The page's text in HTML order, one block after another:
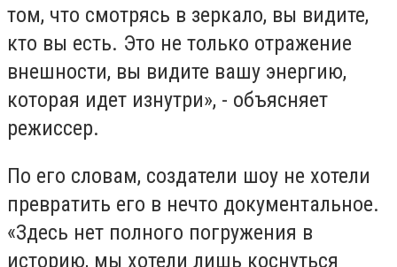
том, что смотрясь в зеркало, вы видите,
кто вы есть. Это не только отражение
внешности, вы видите вашу энергию,
которая идет изнутри», - объясняет
режиссер.
По его словам, создатели шоу не хотели
превратить его в нечто документальное.
«Здесь нет полного погружения в
историю, мы хотели лишь коснуться